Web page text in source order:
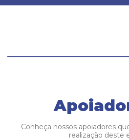
Conheça nossos apoiadores
realização deste